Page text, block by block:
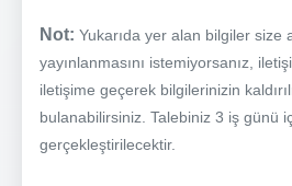
Not: Yukarıda yer alan bilgiler size
yayınlanmasını istemiyorsanız,
iletişime geçerek bilgilerinizin
bulanabilirsiniz. Talebiniz 3 iş günü
gerçekleştirilecektir.